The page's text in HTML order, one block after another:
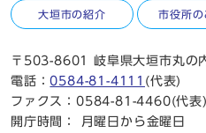
大垣市の紹介 市役所の
〒503-8601 岐阜県大垣市丸の
電話：0584-81-4111 (代表)
ファクス：0584-81-4460(代表)
開庁時間：
月曜日から金曜日